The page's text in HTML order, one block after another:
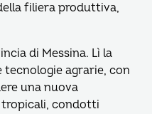
filiera produttiva,
di Messina. Lì la
tecnologie agrarie, con
una nuova
tropicali, condotti